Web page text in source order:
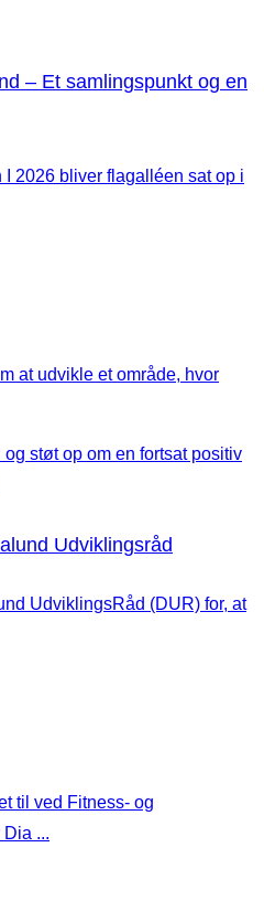
– Et samlingspunkt og en
I 2026 bliver flagalléen sat op i
at udvikle et område, hvor
Udviklingsråd
UdviklingsRåd (DUR) for, at
til ved Fitness- og
...